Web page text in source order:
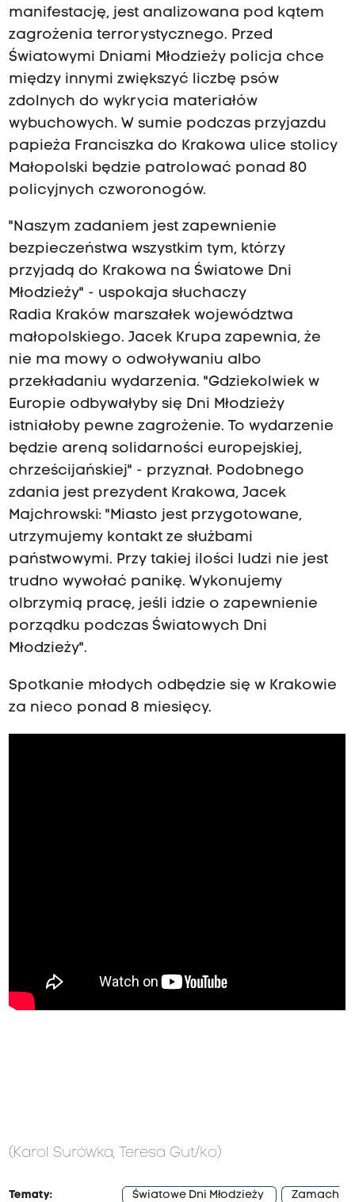
manifestację, jest analizowana pod kątem
zagrożenia terrorystycznego. Przed
Światowymi Dniami Młodzieży policja chce
między innymi zwiększyć liczbę psów
zdolnych do wykrycia materiałów
wybuchowych. W sumie podczas przyjazdu
papieża Franciszka do Krakowa ulice stolicy
Małopolski będzie patrolować ponad 80
policyjnych czworonogów.
"Naszym zadaniem jest zapewnienie
bezpieczeństwa wszystkim tym, którzy
przyjadą do Krakowa na Światowe Dni
Młodzieży" - uspokaja słuchaczy
Radia Kraków marszałek województwa
małopolskiego. Jacek Krupa zapewnia, że
nie ma mowy o odwoływaniu albo
przekładaniu wydarzenia. "Gdziekolwiek w
Europie odbywałyby się Dni Młodzieży
istniałoby pewne zagrożenie. To wydarzenie
będzie areną solidarności europejskiej,
chrześcijańskiej" - przyznał. Podobnego
zdania jest prezydent Krakowa, Jacek
Majchrowski: "Miasto jest przygotowane,
utrzymujemy kontakt ze służbami
państwowymi. Przy takiej ilości ludzi nie jest
trudno wywołać panikę. Wykonujemy
olbrzymią pracę, jeśli idzie o zapewnienie
porządku podczas Światowych Dni
Młodzieży".
Spotkanie młodych odbędzie się w Krakowie
za nieco ponad 8 miesięcy.
(Karol Surówka, Teresa Gut/ko)
Tematy: Światowe Dni Młodzieży Zamach